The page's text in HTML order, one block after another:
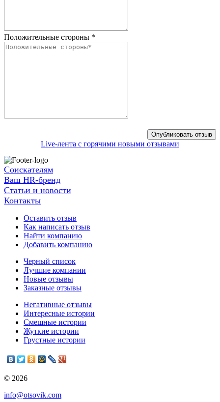
Положительные стороны *
Live-лента с горячими новыми отзывами
Соискателям
Ваш HR-бренд
Статьи и новости
Контакты
Оставить отзыв
Как написать отзыв
Найти компанию
Добавить компанию
Черный список
Лучшие компании
Новые отзывы
Заказные отзывы
Негативные отзывы
Интересные истории
Смешные истории
Жуткие истории
Грустные истории
© 2026
info@otsovik.com